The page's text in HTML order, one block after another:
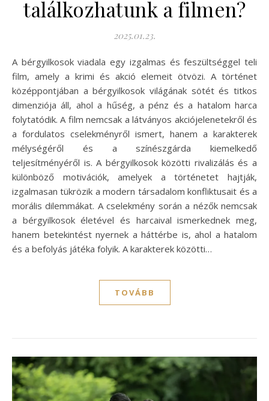
találkozhatunk a filmen?
2025.01.23.
A bérgyilkosok viadala egy izgalmas és feszültséggel teli
film, amely a krimi és akció elemeit ötvözi. A történet
középpontjában a bérgyilkosok világának sötét és titkos
dimenziója áll, ahol a hűség, a pénz és a hatalom harca
folytatódik. A film nemcsak a látványos akciójelenetekről és
a fordulatos cselekményről ismert, hanem a karakterek
mélységéről és a színészgárda kiemelkedő
teljesítményéről is. A bérgyilkosok közötti rivalizálás és a
különböző motivációk, amelyek a történetet hajtják,
izgalmasan tükrözik a modern társadalom konfliktusait és a
morális dilemmákat. A cselekmény során a nézők nemcsak
a bérgyilkosok életével és harcaival ismerkednek meg,
hanem betekintést nyernek a háttérbe is, ahol a hatalom
és a befolyás játéka folyik. A karakterek közötti…
TOVÁBB